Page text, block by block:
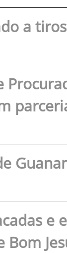
a
e